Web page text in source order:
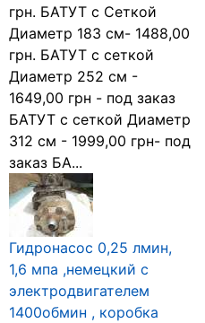
грн. БАТУТ с Сеткой
Диаметр 183 см- 1488,00
грн. БАТУТ с сеткой
Диаметр 252 см -
1649,00 грн - под заказ
БАТУТ с сеткой Диаметр
312 см - 1999,00 грн- под
заказ БА...
Гидронасос 0,25 лмин,
1,6 мпа ,немецкий с
электродвигателем
1400обмин , коробка